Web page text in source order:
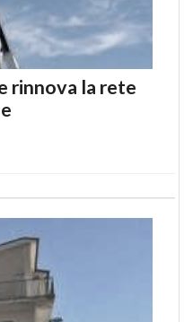
rinnova la rete